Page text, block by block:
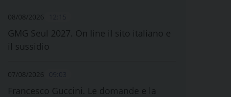
08/08/2026
GMG Seul 2027. On line il sito italiano e
il sussidio
07/08/2026
Francesco Guccini. Le domande e la